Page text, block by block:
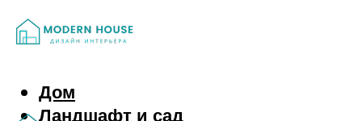
Дом
Ландшафт и сад